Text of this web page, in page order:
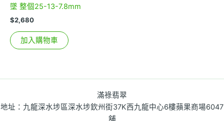
墜 整個25-13-7.8mm
$2,680
加入購物車
滿祿翡翠
地址：九龍深水埗區深水埗欽州街37K西九龍中心6樓蘋果商場6047
舖